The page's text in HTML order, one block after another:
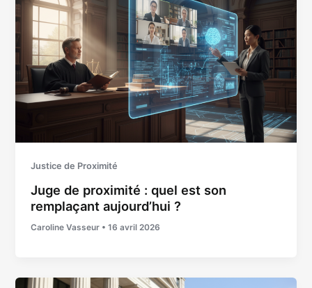
Justice de Proximité
Juge de proximité : quel est son
remplaçant aujourd’hui ?
Caroline Vasseur •16 avril 2026